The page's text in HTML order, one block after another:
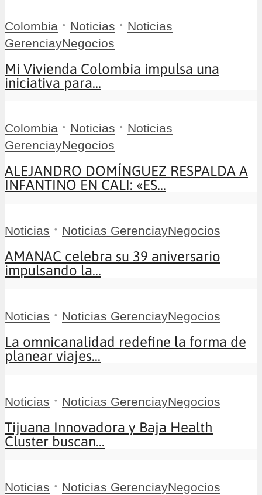
Colombia • Noticias • Noticias
GerenciayNegocios
Mi Vivienda Colombia impulsa una
iniciativa para...
Colombia • Noticias • Noticias
GerenciayNegocios
ALEJANDRO DOMÍNGUEZ RESPALDA A
INFANTINO EN CALI: «ES...
Noticias • Noticias GerenciayNegocios
AMANAC celebra su 39 aniversario
impulsando la...
Noticias • Noticias GerenciayNegocios
La omnicanalidad redefine la forma de
planear viajes...
Noticias • Noticias GerenciayNegocios
Tijuana Innovadora y Baja Health
Cluster buscan...
Noticias • Noticias GerenciayNegocios